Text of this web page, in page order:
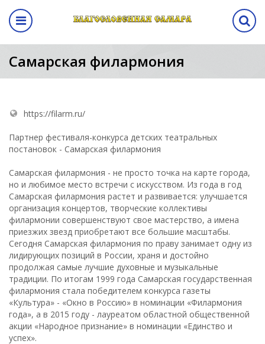
выставка
выставки
стенда
Назад
Программа
Программа выставки
Самарская филармония
https://filarm.ru/
Партнер фестиваля-конкурса детских театральных
постановок - Самарская филармония
Самарская филармония - не просто точка на карте города,
но и любимое место встречи с искусством. Из года в год
Самарская филармония растет и развивается: улучшается
организация концертов, творческие коллективы
филармонии совершенствуют свое мастерство, а имена
приезжих звезд приобретают все большие масштабы.
Сегодня Самарская филармония по праву занимает одну из
лидирующих позиций в России, храня и достойно
продолжая самые лучшие духовные и музыкальные
традиции. По итогам 1999 года Самарская государственная
филармония стала победителем конкурса газеты
«Культура» - «Окно в Россию» в номинации «Филармония
года», а в 2015 году - лауреатом областной общественной
акции «Народное признание» в номинации «Единство и
успех».